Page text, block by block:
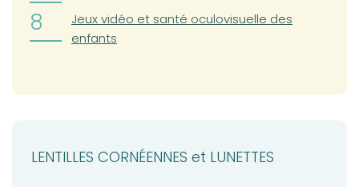
(opens in a new tab)
Jeux vidéo et santé oculovisuelle des
enfants
LENTILLES CORNÉENNES et LUNETTES